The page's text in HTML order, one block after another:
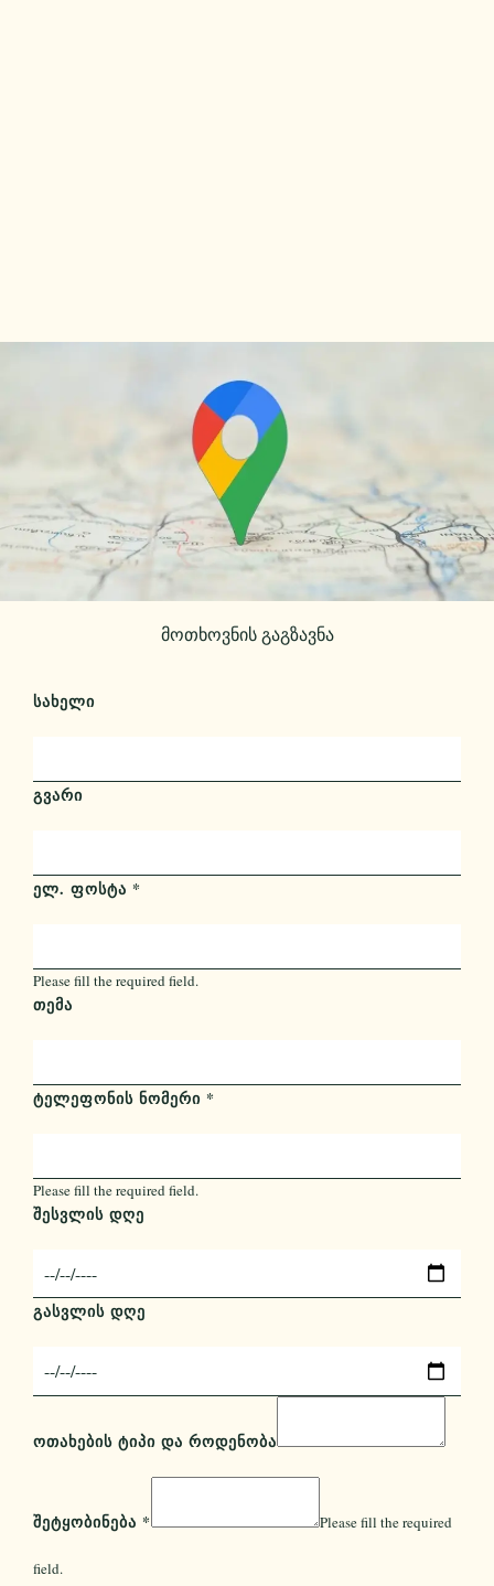
მოთხოვნის გაგზავნა
ᲡᲐᲮᲔᲚᲘ
ᲒᲕᲐᲠᲘ
ᲔᲚ. ᲤᲝᲡᲢᲐ *
Please fill the required field.
ᲗᲔᲛᲐ
ᲢᲔᲚᲔᲤᲝᲜᲘᲡ ᲜᲝᲛᲔᲠᲘ *
Please fill the required field.
ᲨᲔᲡᲕᲚᲘᲡ ᲓᲦᲔ
ᲒᲐᲡᲕᲚᲘᲡ ᲓᲦᲔ
ᲝᲗᲐᲮᲔᲑᲘᲡ ᲢᲘᲞᲘ ᲓᲐ ᲠᲝᲓᲔᲜᲝᲑᲐ
ᲨᲔᲢᲧᲝᲑᲘᲜᲔᲑᲐ * Please fill the required
field.